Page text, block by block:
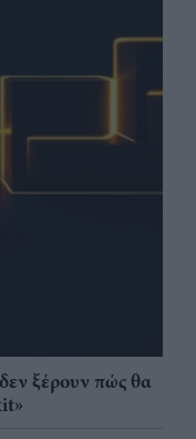
ξέρουν πώς θα